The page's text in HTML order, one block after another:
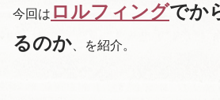
今回は ロルフィングでか
るのか 、を紹介。